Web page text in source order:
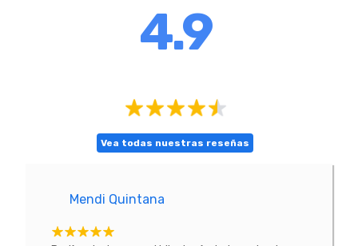
4.9
Vea todas nuestras reseñas
Mendi Quintana